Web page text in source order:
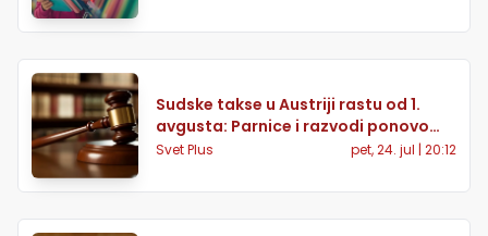
Sudske takse u Austriji rastu od 1.
avgusta: Parnice i razvodi ponovo
skuplji
Svet Plus pet, 24. jul | 20:12